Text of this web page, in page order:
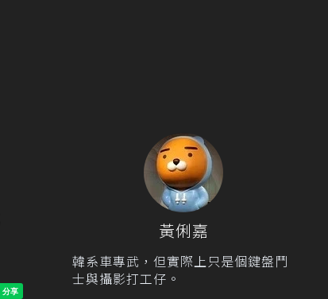
黃俐嘉
韓系車專武，但實際上只是個鍵盤鬥
士與攝影打工仔。